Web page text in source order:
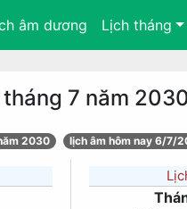
âm dương Lịch tháng
7 năm
2030 lịch âm hôm nay 6/7/